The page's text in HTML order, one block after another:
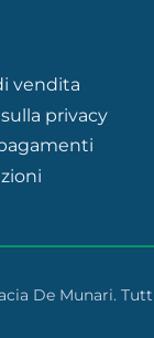
vendita
privacy
De Munari.